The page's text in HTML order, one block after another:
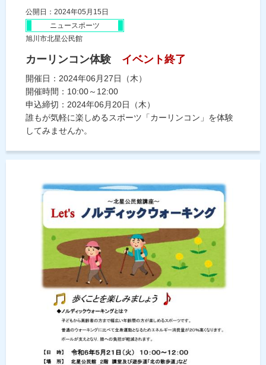
公開日：2024年05月15日
ニュースポーツ
旭川市北星公民館
カーリンコン体験 イベント終了
開催日：2024年06月27日（木）
開催時間：10:00～12:00
申込締切：2024年06月20日（木）
誰もが気軽に楽しめるスポーツ「カーリンコン」を体験
してみませんか。